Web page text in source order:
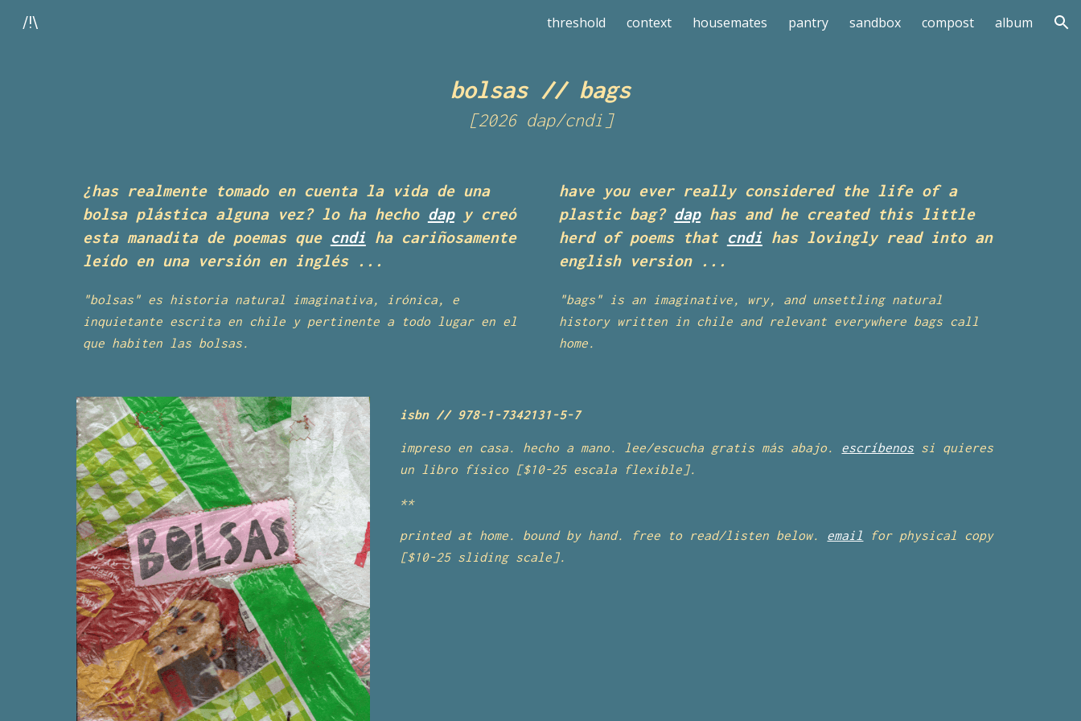
Skip to navigation
/!\ threshold context housemates pantry sandbox compost album
bolsas// bags
[2026 dap/cndi]
¿has realmente tomado en cuenta la vida de una
bolsa plástica alguna vez? lo ha hecho dap
y creó
esta manadita de poemas que cndi ha cariñosamente
leído en una versión en inglés ...
"bolsas" es historia natural imaginativa, irónica, e
inquietante escritaenchile y pertinente a todo lugar en el
que habiten las bolsas.
have you ever really considered the life of a
plastic bag? daphas and he created this little
herd of poems that cndi has lovingly read into an
english version
...
"bags" is an imaginative, wry, and unsettling natural
history written in chile and relevant everywhere bags call
home.
isbn // 978-1-7342131-5-7
impreso en casa. hecho a mano. lee/escucha gratis más abajo. escríbenos si quieres
un
libro físico [$10-25escala flexible ].
**
printed at home. bound by hand. free to read/listen below. email for physical copy
[$10-25sliding scale].